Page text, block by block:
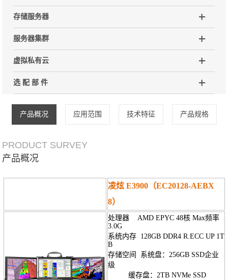
存储服务器
服务器集群
虚拟私有云
选 配 部 件
产品概况 应用范围 技术特征 产品规格
PRODUCT SURVEY
产品概况
凌炫 E3900（EC20128-AEBX
8）
处理器 AMD EPYC 48核 Max频率
3.0G
系统内存 128GB DDR4 R.ECC UP 1T
B
存储空间 系统盘：256GB SSD企业
级
缓存盘：2TB NVMe SSD